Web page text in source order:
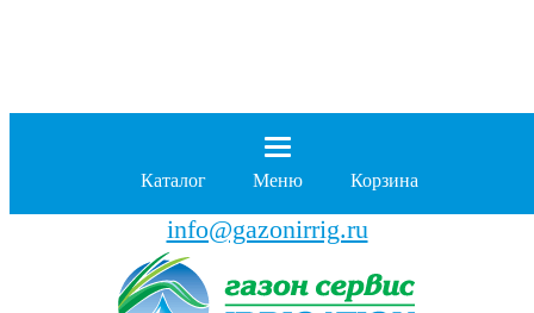
962-00-63
8 (929)
962-01-18
info@gazonirrig.ru
Каталог Меню Корзина